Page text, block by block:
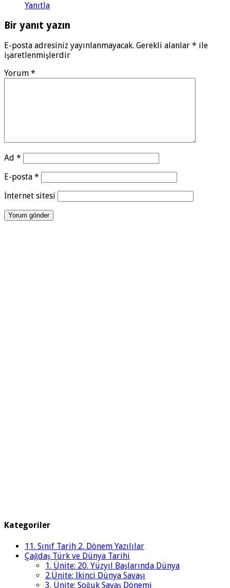
Yanıtla
Bir yanıt yazın
E-posta adresiniz yayınlanmayacak. Gerekli alanlar * ile
işaretlenmişlerdir
Yorum *
Ad *
E-posta *
İnternet sitesi
Kategoriler
11. Sınıf Tarih 2. Dönem Yazılılar
Çağdaş Türk ve Dünya Tarihi
1. Ünite: 20. Yüzyıl Başlarında Dünya
2.Ünite: İkinci Dünya Savaşı
3. Ünite: Soğuk Savaş Dönemi